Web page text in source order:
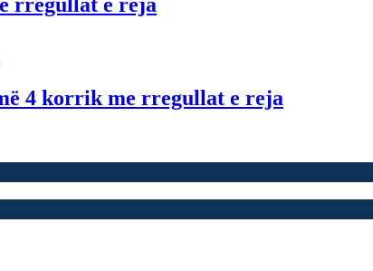
rregullat e reja
4 korrik me rregullat e reja